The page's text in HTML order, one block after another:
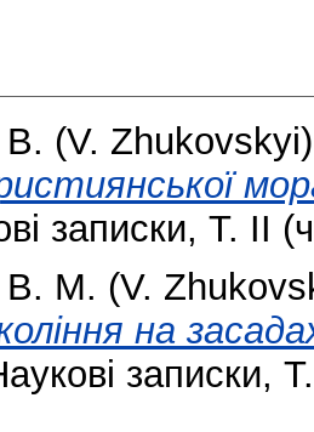
(V. Zhukovskyi)
записки, Т. ІІ
В. М. (V.
на
записки,